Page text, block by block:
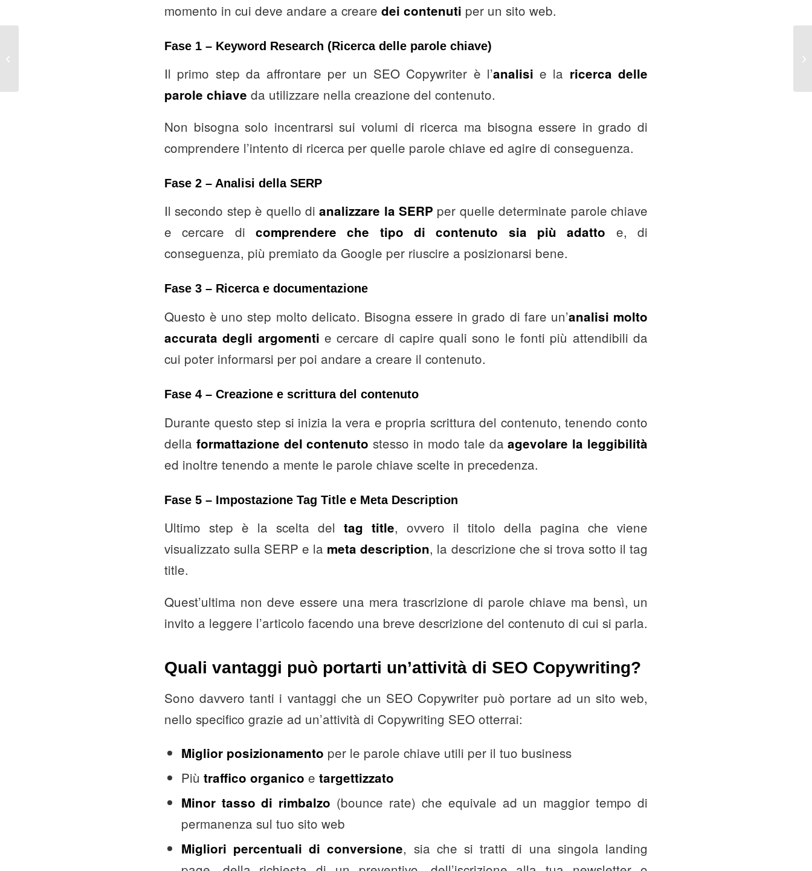
momento in cui deve andare a creare dei contenuti per un sito web.
Fase 1 – Keyword Research (Ricerca delle parole chiave)
Il primo step da affrontare per un SEO Copywriter è l’analisi e la ricerca delle
parole chiave da utilizzare nella creazione del contenuto.
Non bisogna solo incentrarsi sui volumi di ricerca ma bisogna essere in grado di
comprendere l’intento di ricerca per quelle parole chiave ed agire di conseguenza.
Fase 2 – Analisi della SERP
Il secondo step è quello dianalizzare la SERP per quelle determinate parole chiave
e cercare di comprendere che tipo di contenuto sia più adatto e, di
conseguenza, più premiato da Google per riuscire a posizionarsi bene.
Fase 3 – Ricerca e documentazione
Questo è uno step molto delicato. Bisogna essere in grado di fare un’analisi molto
accurata degli argomenti e cercare di capire quali sono le fonti più attendibili da
cui poter informarsi per poi andare a creare il contenuto.
Fase 4 – Creazione e scrittura del contenuto
Durante questo step si inizia la vera e propria scrittura del contenuto, tenendo conto
della formattazione del contenuto stesso in modo tale daagevolare la leggibilità
ed inoltre tenendo a mente le parole chiave scelte in precedenza.
Fase 5 – Impostazione Tag Title e Meta Description
Ultimo step è la scelta del tag title, ovvero il titolo della pagina che viene
visualizzato sulla SERP e la meta description, la descrizione che si trova sotto il tag
title.
Quest’ultima non deve essere una mera trascrizione di parole chiave ma bensì, un
invito a leggere l’articolo facendo una breve descrizione del contenuto di cui si parla.
Quali vantaggi può portarti un’attività di SEO Copywriting?
Sono davvero tanti i vantaggi che un SEO Copywriter può portare ad un sito web,
nello specifico grazie ad un’attività di Copywriting SEO otterrai:
Miglior posizionamento per le parole chiave utili per il tuo business
Più traffico organico e targettizzato
Minor tasso di rimbalzo (bounce rate) che equivale ad un maggior tempo di
permanenza sul tuo sito web
Migliori percentuali di conversione, sia che si tratti di una singola landing